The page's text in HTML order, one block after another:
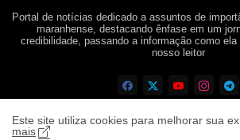
Portal de notícias dedicado a assuntos de
maranhense, destacando ênfase em um
credibilidade, passando a informação como
nosso leitor
Este site utiliza cookies para melhorar sua
mais